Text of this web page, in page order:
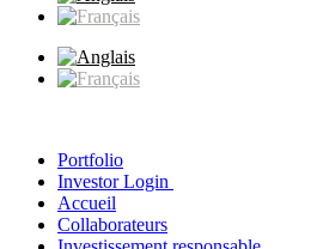
Portfolio
Investor Login
Accueil
Collaborateurs